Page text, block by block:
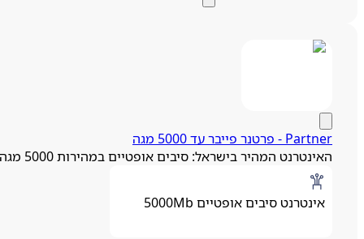
Partner - פרטנר פייבר עד 5000 מגה
האינטרנט המהיר בישראל: סיבים אופטיים במהירות 5000 מגה
אינטרנט סיבים אופטיים 5000Mb